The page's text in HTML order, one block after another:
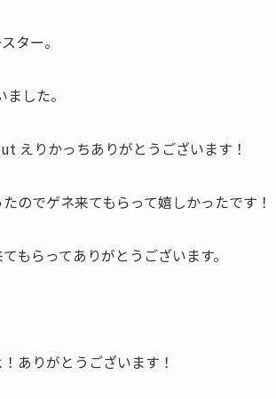
ター。
した。
えりかっちありがとうございます！
のでゲネ来てもらって嬉しかったです！
もらってありがとうございます。
ありがとうございます！